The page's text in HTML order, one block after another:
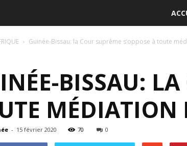
Guinée-Bissau: la Cour suprême s’oppose à toute
BISSAU: LA
MÉDIATION
- 15 février 2020 70 0